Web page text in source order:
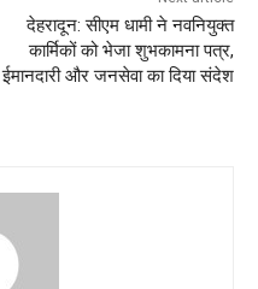
देहरादून: सीएम धामी ने नवनियुक्त
कार्मिकों को भेजा शुभकामना पत्र,
ईमानदारी और जनसेवा का दिया संदेश